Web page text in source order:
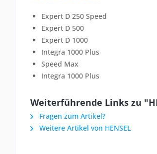
Expert D 250 Speed
Expert D 500
Expert D 1000
Integra 1000 Plus
Speed Max
Integra 1000 Plus
Weiterführende Links zu
Fragen zum Artikel?
Weitere Artikel von HENSEL